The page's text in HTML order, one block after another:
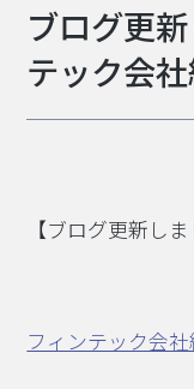
ブログ更
テック会社
【ブログ更新しま
フィンテック会